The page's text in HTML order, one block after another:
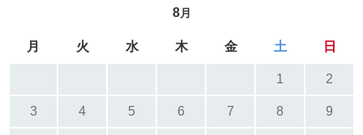
8月
月 火 水 木 金 土 日
1 2
3 4 5 6 7 8 9